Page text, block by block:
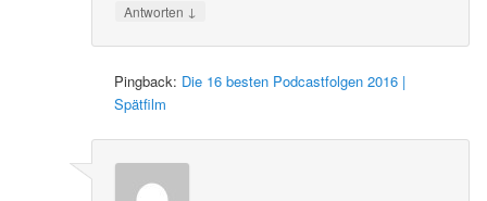
Antworten ↓
Pingback: Die 16 besten Podcastfolgen 2016 |
Spätfilm